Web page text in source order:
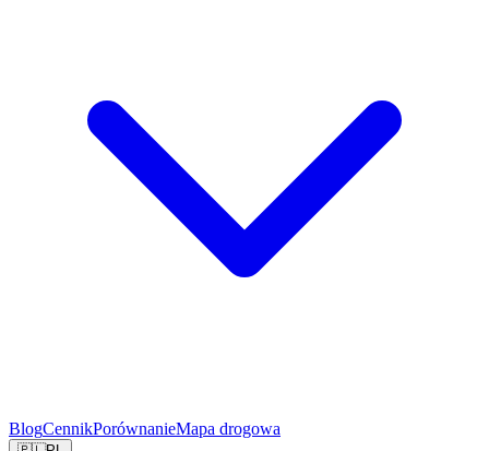
BlogCennikPorównanieMapa drogowa